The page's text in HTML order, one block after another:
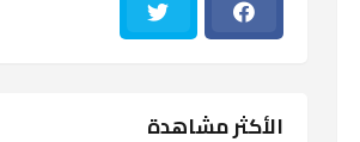
الأكثر مشاهدة